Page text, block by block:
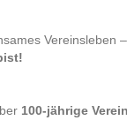
Vereinsleben
100-jährige